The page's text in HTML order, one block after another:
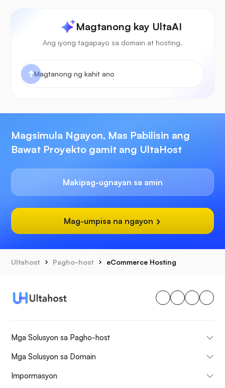
Magtanong kay UltaAI
Ang iyong tagapayo sa domain at hosting.
Magsimula Ngayon, Mas Pabilisin ang
Bawat Proyekto gamit ang UltaHost
Makipag-ugnayan sa amin
Mag-umpisa na ngayon
Ultahost Pagho-host eCommerce Hosting
Mga Solusyon sa Pagho-host
Mga Solusyon sa Domain
Impormasyon